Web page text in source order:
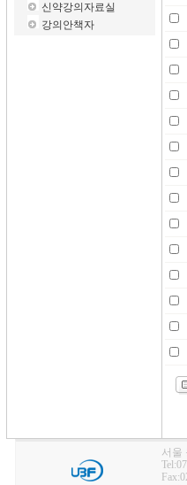
신약강의자료실
강의안책자
서울